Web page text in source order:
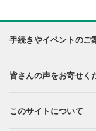
手続きやイベントのご
皆さんの声をお寄せく
このサイトについて